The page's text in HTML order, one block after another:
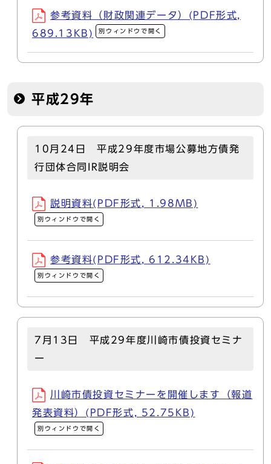
参考資料（財政関連データ）(PDF形式,
689.13KB)
別ウィンドウで開く
平成29年
10月24日 平成29年度市場公募地方債発
行団体合同IR説明会
説明資料(PDF形式, 1.98MB)
別ウィンドウで開く
参考資料(PDF形式, 612.34KB)
別ウィンドウで開く
7月13日 平成29年度川崎市債投資セミナ
ー
川崎市債投資セミナーを開催します（報道
発表資料）(PDF形式, 52.75KB)
別ウィンドウで開く